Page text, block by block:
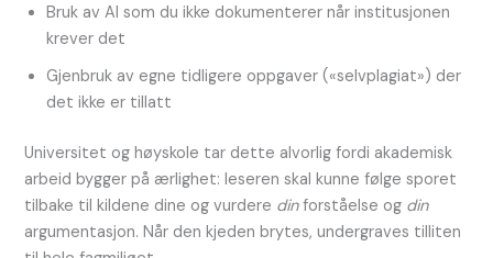
Bruk av AI som du ikke dokumenterer når institusjonen
krever det
Gjenbruk av egne tidligere oppgaver («selvplagiat») der
det ikke er tillatt
Universitet og høyskole tar dette alvorlig fordi akademisk
arbeid bygger på ærlighet: leseren skal kunne følge sporet
tilbake til kildene dine og vurdere dinforståelse og din
argumentasjon. Når den kjeden brytes, undergraves tilliten